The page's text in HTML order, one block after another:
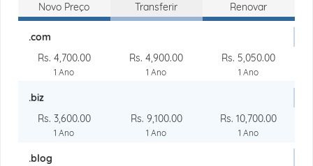
Novo Preço
Transferir Renovar
.com
Rs. 4,700.00
1 Ano
Rs. 4,900.00
1 Ano
Rs. 5,050.00
1 Ano
.biz
Rs. 3,600.00
1 Ano
Rs. 9,100.00
1 Ano
Rs. 10,700.00
1 Ano
.blog